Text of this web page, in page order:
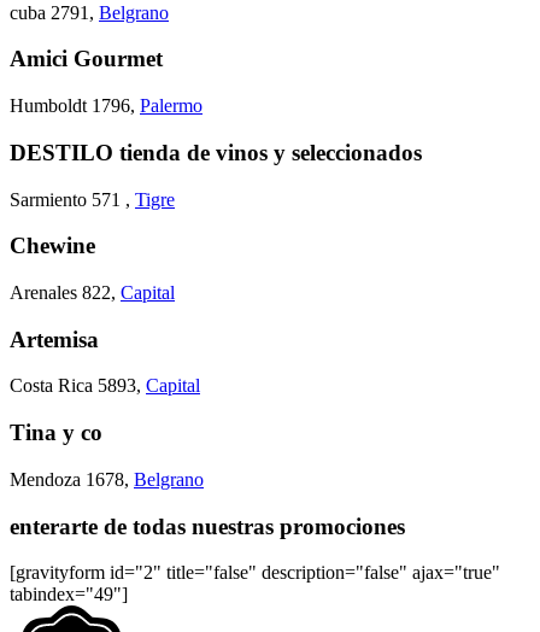
cuba 2791 , Belgrano
Amici Gourmet
Humboldt 1796, Palermo
DESTILO tienda de vinos y seleccionados
Sarmiento 571 , Tigre
Chewine
Arenales 822, Capital
Artemisa
Costa Rica 5893, Capital
Tina y co
Mendoza 1678, Belgrano
enterarte de todas nuestras promociones
[gravityform id="2" title="false" description="false" ajax="true"
tabindex="49"]